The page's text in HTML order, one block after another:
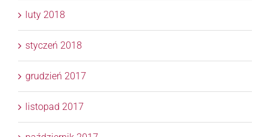
luty 2018
styczeń 2018
grudzień 2017
listopad 2017